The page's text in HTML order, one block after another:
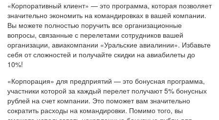
«Корпоративный клиент» — это программа, которая позволяет
значительно экономить на командировках в вашей компании.
Вы можете полностью поручить все организационные
вопросы, связанные с перелетами сотрудников вашей
организации, авиакомпании «Уральские авиалинии». Избавьте
себя от сложностей и получайте скидки на авиабилеты до
10%!
«Корпорация» для предприятий — это бонусная программа,
участники которой за каждый перелет получают 5% бонусных
рублей на счет компании. Это поможет вам значительно
сократить расходы на командировки. Помимо того, вы